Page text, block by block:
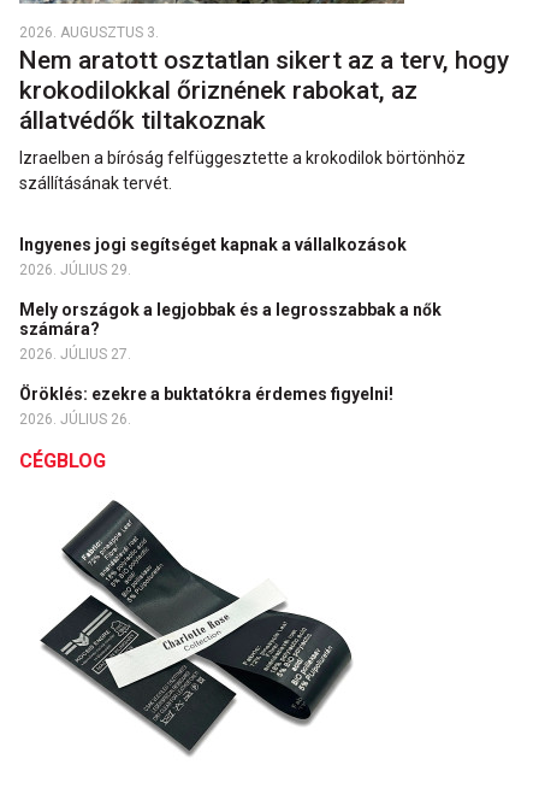
2026. AUGUSZTUS 3.
Nem aratott osztatlan sikert az a terv, hogy
krokodilokkal őriznének rabokat, az
állatvédők tiltakoznak
Izraelben a bíróság felfüggesztette a krokodilok börtönhöz
szállításának tervét.
Ingyenes jogi segítséget kapnak a vállalkozások
2026. JÚLIUS 29.
Mely országok a legjobbak és a legrosszabbak a nők
számára?
2026. JÚLIUS 27.
Öröklés: ezekre a buktatókra érdemes figyelni!
2026. JÚLIUS 26.
CÉGBLOG